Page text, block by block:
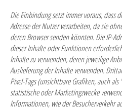
Die Einbindung setzt immer voraus, dass
Adresse der Nutzer verarbeiten, da sie
deren Browser senden könnten. Die IP-
dieser Inhalte oder Funktionen
Inhalte zu verwenden, deren jeweilige
Auslieferung der Inhalte verwenden.
Pixel-Tags (unsichtbare Grafiken, auch
statistische oder Marketingzwecke
Informationen, wie der Besucherverkehr